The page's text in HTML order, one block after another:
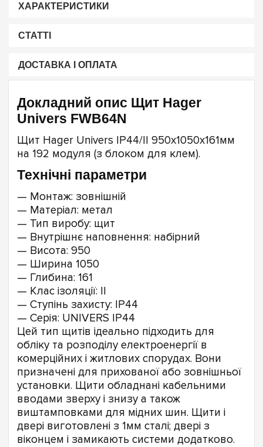
ХАРАКТЕРИСТИКИ
СТАТТІ
ДОСТАВКА І ОПЛАТА
Докладний опис Щит Hager
Univers FWB64N
Щит Hager Univers IP44/II 950х1050x161мм
на 192 модуля (з блоком для клем).
Технічні параметри
— Монтаж: зовнішній
— Матеріал: метал
— Тип виробу: щит
— Внутрішнє наповнення: набірний
— Висота: 950
— Ширина 1050
— Глибина: 161
— Клас ізоляції: II
— Ступінь захисту: IP44
— Серія: UNIVERS IP44
Цей тип щитів ідеально підходить для
обліку та розподілу електроенергії в
комерційних і житлових спорудах. Вони
призначені для прихованої або зовнішньої
установки. Щити обладнані кабельними
вводами зверху і знизу а також
виштамповками для мідних шин. Щити і
двері виготовлені з 1мм сталі; двері з
віконцем і замикають системи додатково.